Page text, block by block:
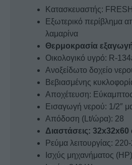
Κατασκευαστής: FRESH
Εξωτερικό περίβλημα
λαμαρίνα
Θερμοκρασία
Οικολογικό υγρό: R-
Ανοξείδωτο δοχείο
Βεβιασμένης
Αποχέτευση:
Εισαγωγή νερού: 1/2″
Απόδοση (Lt/ώρα): 28
Διαστάσεις: 32x32x60
Ρεύμα λειτουργίας:
Ισχύς μηχανήματος